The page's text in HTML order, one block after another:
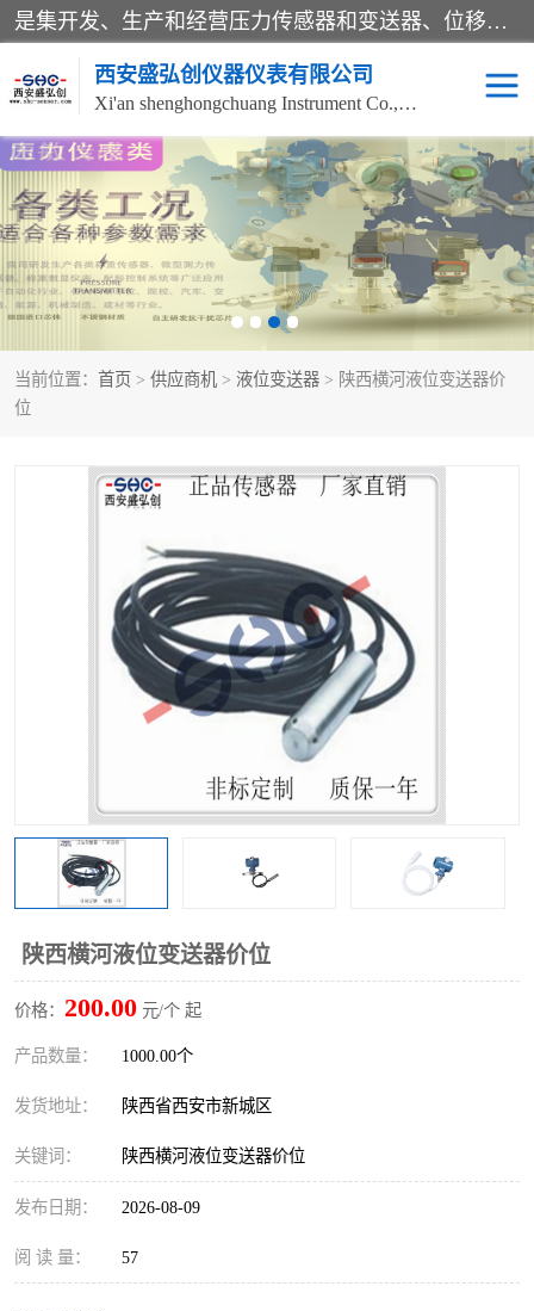
是集开发、生产和经营压力传感器和变送器、位移传感器和变送器、流量传感器和变送器、称重传感器和变送器、测力传感器和变送器、温湿度传感器和变送器、扭矩传感器、智能数显控制仪表等产品的化高新技术企业。
西安盛弘创仪器仪表有限公司
Xi'an shenghongchuang Instrument Co., Ltd
当前位置： 首页 > 供应商机 > 液位变送器 > 陕西横河液位变送器价
位
陕西横河液位变送器价位
价格： 200.00 元/个 起
产品数量： 1000.00个
发货地址： 陕西省西安市新城区
关键词： 陕西横河液位变送器价位
发布日期： 2026-08-09
阅 读 量： 57
称重传感器 超声波流量计
压力变送器 通用型压力变送器
液位变送器 流量计
位移传感器 差压变送器